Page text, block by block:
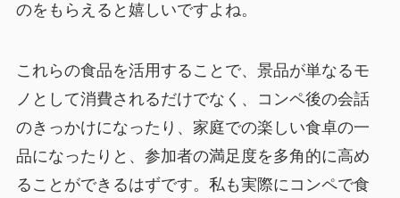
のをもらえると嬉しいですよね。
これらの食品を活用することで、景品が単なるモ
ノとして消費されるだけでなく、
コンペ後の会話
のきっかけになったり、家庭での楽しい食卓の一
品になったり と、参加者の満足度を多角的に高め
ることができるはずです。私も実際にコンペで食